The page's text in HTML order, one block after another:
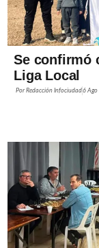
Se confirmó
Liga Local
PorRedacción Infociudad6 Ago